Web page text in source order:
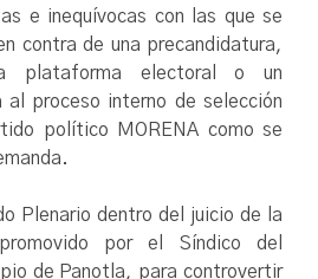
e inequívocas con las que se
contra de una precandidatura,
plataforma electoral o un
al proceso interno de selección
político MORENA como se
Plenario dentro del juicio de la
por el Síndico del
de Panotla, para controvertir